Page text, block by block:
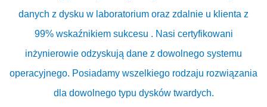
danych z dysku w laboratorium oraz zdalnie u klienta z
99% wskaźnikiem sukcesu . Nasi certyfikowani
inżynierowie odzyskują dane z dowolnego systemu
operacyjnego. Posiadamy wszelkiego rodzaju rozwiązania
dla dowolnego typu dysków twardych.